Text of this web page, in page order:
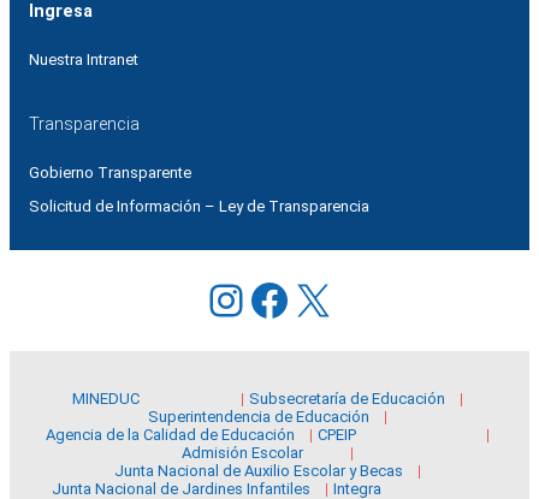
Ingresa
Nuestra Intranet
Transparencia
Gobierno Transparente
Solicitud de Información – Ley de Transparencia
Instagram
Facebook
X
MINEDUC
Subsecretaría de Educación
Superintendencia de Educación
Agencia de la Calidad de Educación
CPEIP
Admisión Escolar
Junta Nacional de Auxilio Escolar y Becas
Junta Nacional de Jardines Infantiles
Integra